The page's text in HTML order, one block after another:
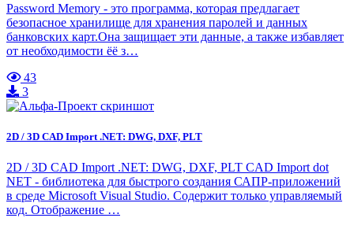
Password Memory - это программа, которая предлагает
безопасное хранилище для хранения паролей и данных
банковских карт.Она защищает эти данные, а также избавляет
от необходимости ёё з…
43
3
2D / 3D CAD Import .NET: DWG, DXF, PLT
2D / 3D CAD Import .NET: DWG, DXF, PLT CAD Import dot
NET - библиотека для быстрого создания САПР-приложений
в среде Microsoft Visual Studio. Содержит только управляемый
код. Отображение …